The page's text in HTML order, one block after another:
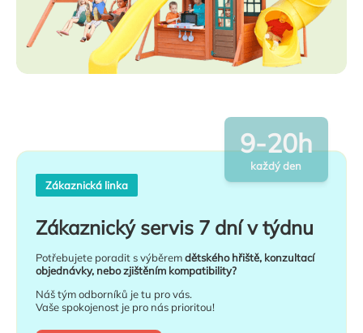
Zákaznická linka
Zákaznický servis 7 dní v týdnu
Potřebujete poradit s výběremdětského hřiště, konzultací
objednávky, nebo zjištěním kompatibility?
Náš tým odborníků je tu pro vás.
Vaše spokojenost je pro nás prioritou!
9-20h
každý den